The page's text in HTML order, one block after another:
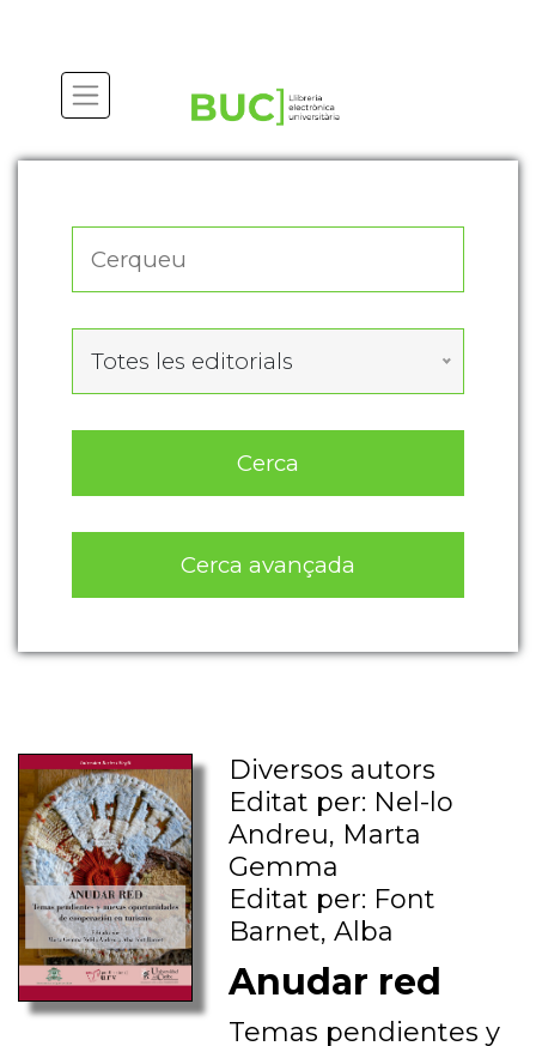
Totes les editorials
Cerca
Cerca avançada
Diversos autors
Editat per: Nel-lo
Andreu, Marta
Gemma
Editat per: Font
Barnet, Alba
Anudar red
Temas pendientes y